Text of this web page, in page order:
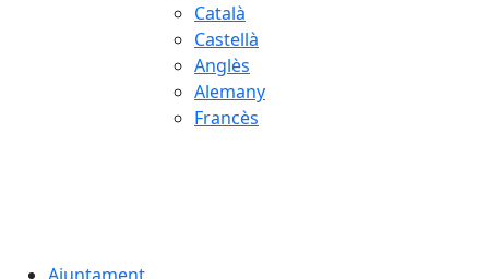
Català
Castellà
Anglès
Alemany
Francès